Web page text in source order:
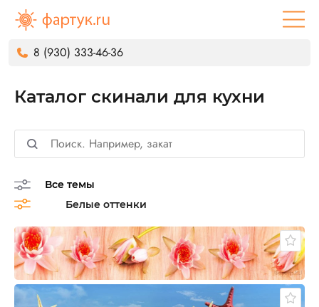
8 (930) 333-46-36
Каталог скинали для кухни
Все темы